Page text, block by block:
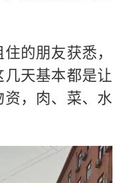
的朋友获悉，
天基本都是让
，肉、菜、水